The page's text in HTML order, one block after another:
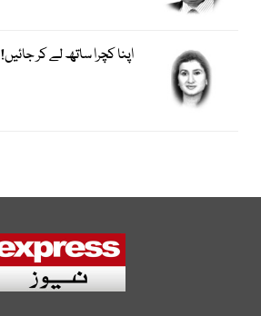
اپنا کچرا ساتھ لے کر جائیں!